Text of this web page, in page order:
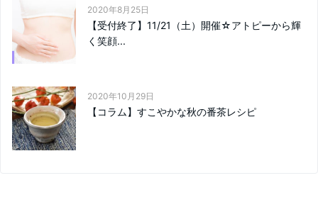
2020年8月25日
【受付終了】11/21（土）開催☆アトピーから輝
く笑顔...
2020年10月29日
【コラム】すこやかな秋の番茶レシピ